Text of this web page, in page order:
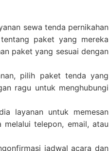
sewa tenda pernikahan
paket yang mereka
paket yang sesuai dengan
pilih paket tenda yang
ragu untuk menghubungi
layanan untuk memesan
melalui telepon, email, atau
jadwal acara dan